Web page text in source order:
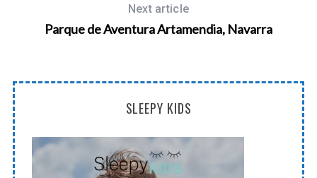
Next article
Parque de Aventura Artamendia, Navarra
SLEEPY KIDS